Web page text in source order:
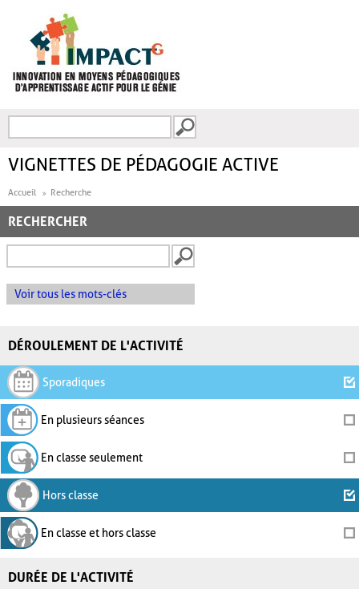
FORMULAIRE DE
VIGNETTES DE PÉDAGOGIE ACTIVE
Accueil Recherche
RECHERCHER
Voir tous les mots-clés
DÉROULEMENT DE L'ACTIVITÉ
Sporadiques
En plusieurs séances
En classe seulement
Hors classe
En classe et hors classe
DURÉE DE L'ACTIVITÉ